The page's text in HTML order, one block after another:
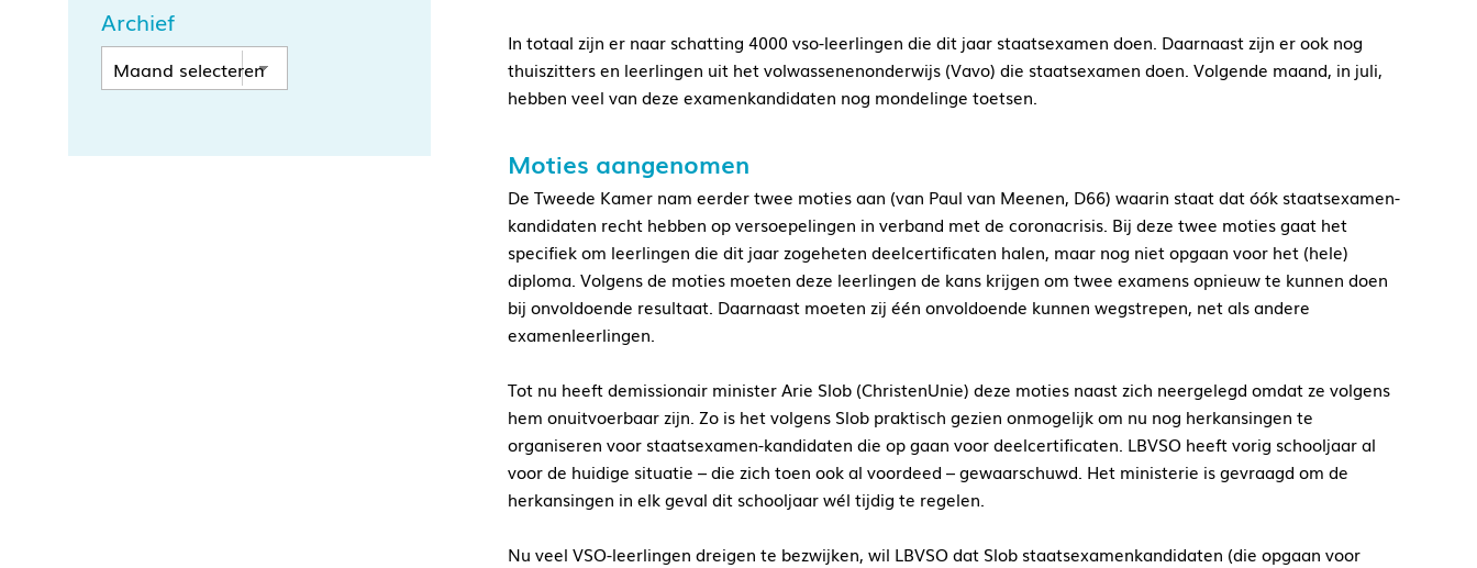
Archief
In totaal zijn er naar schatting 4000 vso-leerlingen die dit jaar staatsexamen doen. Daarnaast zijn er ook nog
thuiszitters en leerlingen uit het volwassenenonderwijs (Vavo) die staatsexamen doen. Volgende maand, in juli,
hebben veel van deze examenkandidaten nog mondelinge toetsen.
Moties aangenomen
De Tweede Kamer nam eerder twee moties aan (van Paul van Meenen, D66) waarin staat dat óók staatsexamen-
kandidaten recht hebben op versoepelingen in verband met de coronacrisis. Bij deze twee moties gaat het
specifiek om leerlingen die dit jaar zogeheten deelcertificaten halen, maar nog niet opgaan voor het (hele)
diploma. Volgens de moties moeten deze leerlingen de kans krijgen om twee examens opnieuw te kunnen doen
bij onvoldoende resultaat. Daarnaast moeten zij één onvoldoende kunnen wegstrepen, net als andere
examenleerlingen.
Tot nu heeft demissionair minister Arie Slob (ChristenUnie) deze moties naast zich neergelegd omdat ze volgens
hem onuitvoerbaar zijn. Zo is het volgens Slob praktisch gezien onmogelijk om nu nog herkansingen te
organiseren voor staatsexamen-kandidaten die op gaan voor deelcertificaten. LBVSO heeft vorig schooljaar al
voor de huidige situatie – die zich toen ook al voordeed – gewaarschuwd. Het ministerie is gevraagd om de
herkansingen in elk geval dit schooljaar wél tijdig te regelen.
Nu veel VSO-leerlingen dreigen te bezwijken, wil LBVSO dat Slob staatsexamenkandidaten (die opgaan voor